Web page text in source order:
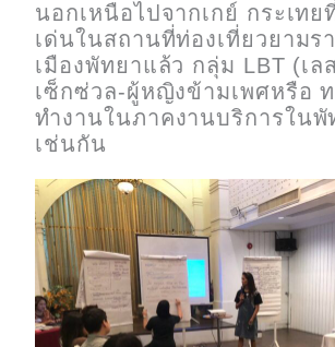
นอกเหนือไปจากเกย์ กระเทย
เด่นในสถานที่ท่องเที่ยวยามร
เมืองพัทยาแล้ว กลุ่ม LBT (เล
เซ็กซ่วล-ผู้หญิงข้ามเพศหรือ
ทำงานในภาคงานบริการในพั
เช่นกัน